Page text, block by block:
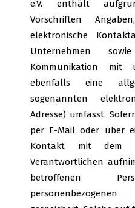
e.V. enthält
Vorschriften
elektronische
Unternehmen
Kommunikation mit
ebenfalls eine
sogenannten
Adresse) umfasst.
per E-Mail oder über
Kontakt mit dem
Verantwortlichen
betroffenen